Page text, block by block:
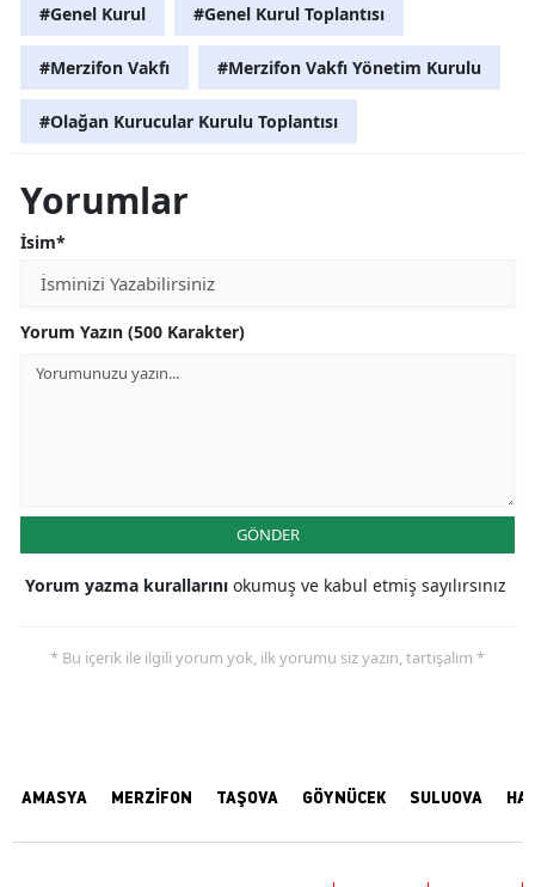
#Genel Kurul #Genel Kurul Toplantısı
#Merzifon Vakfı #Merzifon Vakfı Yönetim Kurulu
#Olağan Kurucular Kurulu Toplantısı
Yorumlar
İsim*
Yorum Yazın (500 Karakter)
GÖNDER
Yorum yazma kurallarını okumuş ve kabul etmiş sayılırsınız
* Bu içerik ile ilgili yorum yok, ilk yorumu siz yazın, tartışalım *
AMASYA MERZİFON TAŞOVA GÖYNÜCEK SULUOVA